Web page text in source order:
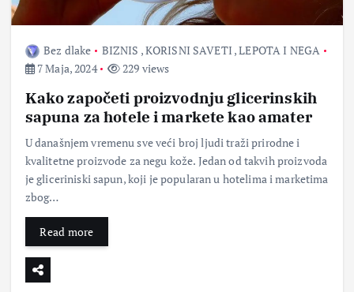
Bez dlake BIZNIS ,KORISNI SAVETI ,LEPOTA I NEGA
7 Maja, 2024
229 views
Kako započeti proizvodnju glicerinskih
sapuna za hotele i markete kao amater
U današnjem vremenu sve veći broj ljudi traži prirodne i
kvalitetne proizvode za negu kože. Jedan od takvih proizvoda
je gliceriniski sapun, koji je popularan u hotelima i marketima
zbog…
Read more